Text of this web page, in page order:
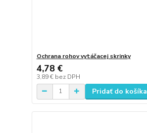
Ochrana rohov vytáčacej skrinky
4,78 €
3,89 € bez DPH
Pridať do košíka